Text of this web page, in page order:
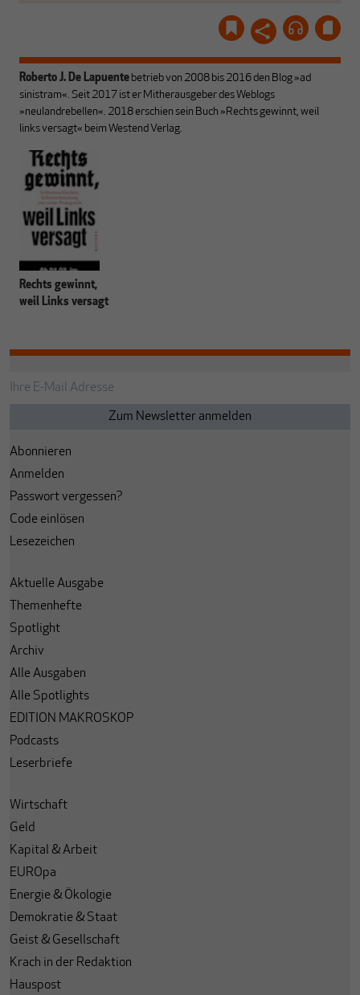
Roberto J. De Lapuente betrieb von 2008 bis 2016 den Blog »ad
sinistram«. Seit 2017 ist er Mitherausgeber des Weblogs
»neulandrebellen«. 2018 erschien sein Buch »Rechts gewinnt, weil
links versagt« beim Westend Verlag.
Rechts gewinnt,
weil Links versagt
Abonnieren
Anmelden
Passwort vergessen?
Code einlösen
Lesezeichen
Aktuelle Ausgabe
Themenhefte
Spotlight
Archiv
Alle Ausgaben
Alle Spotlights
EDITION MAKROSKOP
Podcasts
Leserbriefe
Wirtschaft
Geld
Kapital & Arbeit
EUROpa
Energie & Ökologie
Demokratie & Staat
Geist & Gesellschaft
Krach in der Redaktion
Hauspost